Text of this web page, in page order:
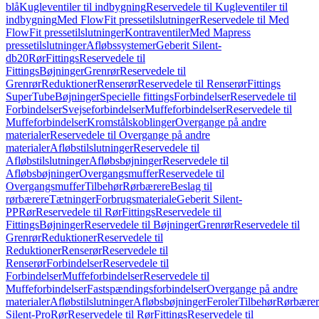
blåKugleventiler til indbygningReservedele til Kugleventiler til
indbygningMed FlowFit pressetilslutningerReservedele til Med
FlowFit pressetilslutningerKontraventilerMed Mapress
pressetilslutningerAfløbssystemerGeberit Silent-
db20RørFittingsReservedele til
FittingsBøjningerGrenrørReservedele til
GrenrørReduktionerRenserørReservedele til RenserørFittings
SuperTubeBøjningerSpecielle fittingsForbindelserReservedele til
ForbindelserSvejseforbindelserMuffeforbindelserReservedele til
MuffeforbindelserKromstålskoblingerOvergange på andre
materialerReservedele til Overgange på andre
materialerAfløbstilslutningerReservedele til
AfløbstilslutningerAfløbsbøjningerReservedele til
AfløbsbøjningerOvergangsmufferReservedele til
OvergangsmufferTilbehørRørbærereBeslag til
rørbærereTætningerForbrugsmaterialeGeberit Silent-
PPRørReservedele til RørFittingsReservedele til
FittingsBøjningerReservedele til BøjningerGrenrørReservedele til
GrenrørReduktionerReservedele til
ReduktionerRenserørReservedele til
RenserørForbindelserReservedele til
ForbindelserMuffeforbindelserReservedele til
MuffeforbindelserFastspændingsforbindelserOvergange på andre
materialerAfløbstilslutningerAfløbsbøjningerFerolerTilbehør
Silent-ProRørReservedele til RørFittingsReservedele til